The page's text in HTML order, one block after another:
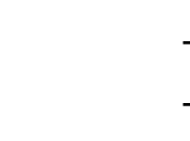
-Ne
-